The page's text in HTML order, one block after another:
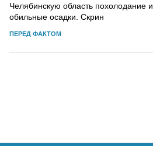
Челябинскую область похолодание и
обильные осадки. Скрин
ПЕРЕД ФАКТОМ